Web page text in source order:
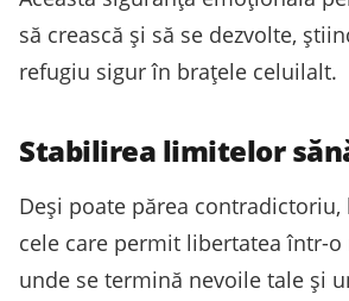
să crească și să se dezvolte,
refugiu sigur în brațele celuilalt.
Stabilirea limitelor
Deși poate părea
cele care permit libertatea într-o
unde se termină nevoile tale și